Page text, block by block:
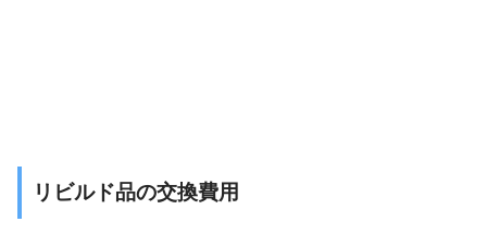
リビルド品の交換費用